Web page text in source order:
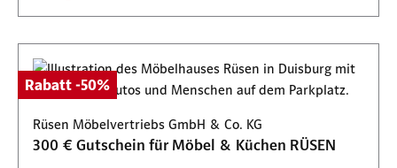
Rabatt -50%
Rüsen Möbelvertriebs GmbH & Co. KG
300 € Gutschein für Möbel & Küchen RÜSEN